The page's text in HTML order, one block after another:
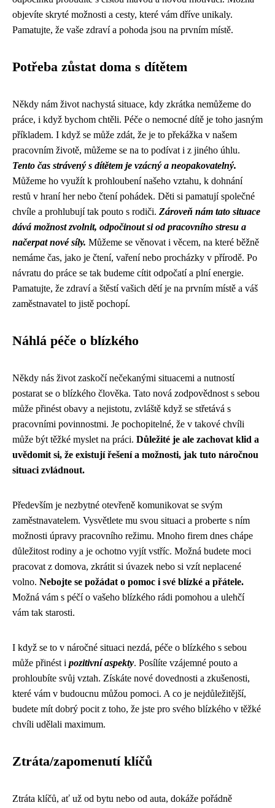
objevíte skryté možnosti a cesty, které vám dříve unikaly.
Pamatujte, že vaše zdraví a pohoda jsou na prvním místě.
Potřeba zůstat doma s dítětem
Někdy nám život nachystá situace, kdy zkrátka nemůžeme do
práce, i když bychom chtěli. Péče o nemocné dítě je toho jasným
příkladem. I když se může zdát, že je to překážka v našem
pracovním životě, můžeme se na to podívat i z jiného úhlu.
Tento čas strávený s dítětem je vzácný a neopakovatelný.
Můžeme ho využít k prohloubení našeho vztahu, k dohnání
restů v hraní her nebo čtení pohádek. Děti si pamatují společné
chvíle a prohlubují tak pouto s rodiči. Zároveň nám tato situace
dává možnost zvolnit, odpočinout si od pracovního stresu a
načerpat nové síly. Můžeme se věnovat i věcem, na které běžně
nemáme čas, jako je čtení, vaření nebo procházky v přírodě. Po
návratu do práce se tak budeme cítit odpočatí a plní energie.
Pamatujte, že zdraví a štěstí vašich dětí je na prvním místě a váš
zaměstnavatel to jistě pochopí.
Náhlá péče o blízkého
Někdy nás život zaskočí nečekanými situacemi a nutností
postarat se o blízkého člověka. Tato nová zodpovědnost s sebou
může přinést obavy a nejistotu, zvláště když se střetává s
pracovními povinnostmi. Je pochopitelné, že v takové chvíli
může být těžké myslet na práci. Důležité je ale zachovat klid a
uvědomit si, že existují řešení a možnosti, jak tuto náročnou
situaci zvládnout.
Především je nezbytné otevřeně komunikovat se svým
zaměstnavatelem. Vysvětlete mu svou situaci a proberte s ním
možnosti úpravy pracovního režimu. Mnoho firem dnes chápe
důležitost rodiny a je ochotno vyjít vstříc. Možná budete moci
pracovat z domova, zkrátit si úvazek nebo si vzít neplacené
volno. Nebojte se požádat o pomoc i své blízké a přátele.
Možná vám s péčí o vašeho blízkého rádi pomohou a ulehčí
vám tak starosti.
I když se to v náročné situaci nezdá, péče o blízkého s sebou
může přinést i pozitivní aspekty. Posílíte vzájemné pouto a
prohloubíte svůj vztah. Získáte nové dovednosti a zkušenosti,
které vám v budoucnu můžou pomoci. A co je nejdůležitější,
budete mít dobrý pocit z toho, že jste pro svého blízkého v těžké
chvíli udělali maximum.
Ztráta/zapomenutí klíčů
Ztráta klíčů, ať už od bytu nebo od auta, dokáže pořádně